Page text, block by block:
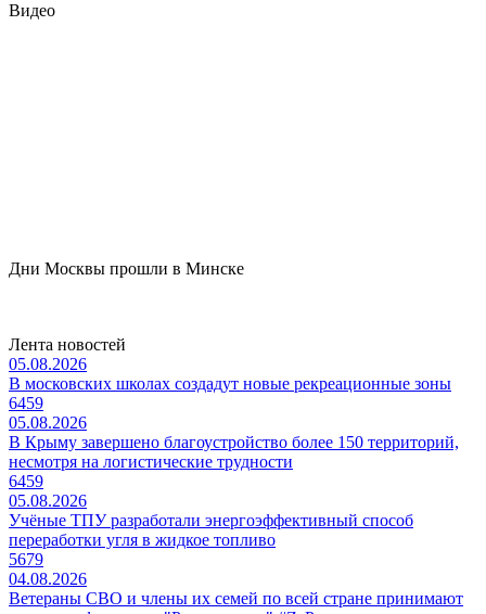
Видео
Дни Москвы прошли в Минске
Лента новостей
05.08.2026
В московских школах создадут новые рекреационные зоны
6459
05.08.2026
В Крыму завершено благоустройство более 150 территорий,
несмотря на логистические трудности
6459
05.08.2026
Учёные ТПУ разработали энергоэффективный способ
переработки угля в жидкое топливо
5679
04.08.2026
Ветераны СВО и члены их семей по всей стране принимают